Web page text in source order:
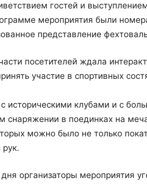
гостей и
мероприятия были
представление
посетителей ждала
участие в спортивных
историческими клубами и с
снаряжении в поединках на
можно было не только
организаторы мероприятия